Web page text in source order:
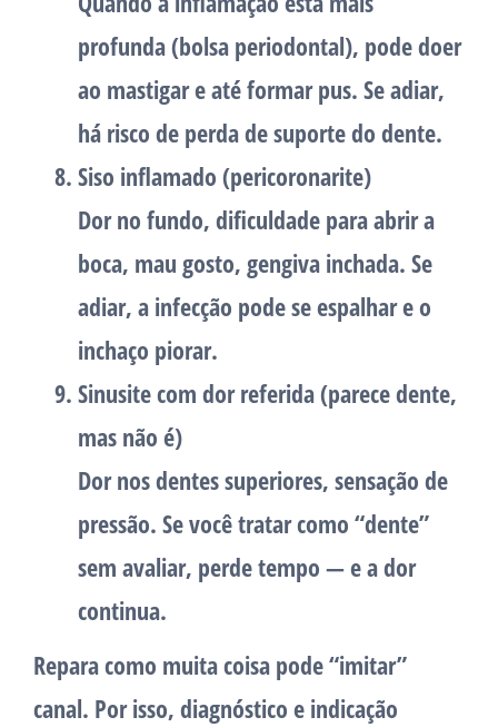
profunda (bolsa periodontal), pode doer
ao mastigar e até formar pus. Se adiar,
há risco de perda de suporte do dente.
Siso inflamado (pericoronarite)
Dor no fundo, dificuldade para abrir a
boca, mau gosto, gengiva inchada. Se
adiar, a infecção pode se espalhar e o
inchaço piorar.
Sinusite com dor referida (parece dente,
mas não é)
Dor nos dentes superiores, sensação de
pressão. Se você tratar como “dente”
sem avaliar, perde tempo — e a dor
continua.
Repara como muita coisa pode “imitar”
canal. Por isso, diagnóstico e indicação